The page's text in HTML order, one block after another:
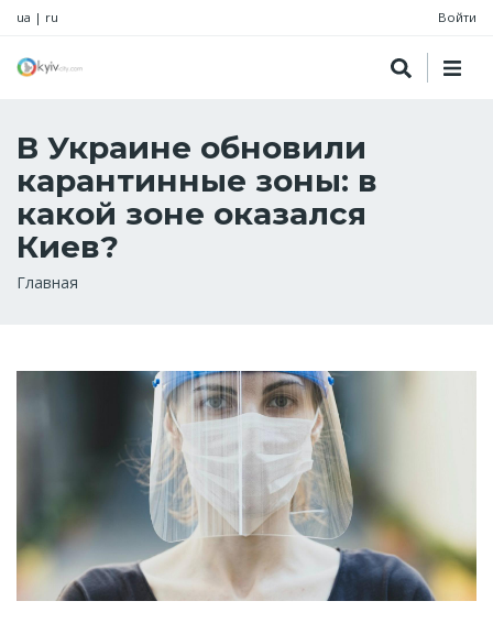
ua | ru Войти
В Украине обновили
карантинные зоны: в
какой зоне оказался
Киев?
Строка
Главная